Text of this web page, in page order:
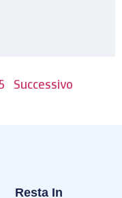
Successivo
Resta In